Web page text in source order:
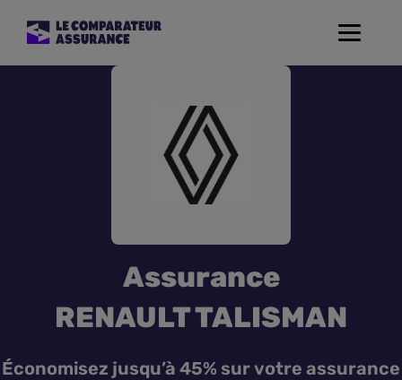
Toggle
Assurance Habitation
Assurance de prêtAssurance
RENAULT TALISMAN
Économisez jusqu’à 45% sur votre assurance